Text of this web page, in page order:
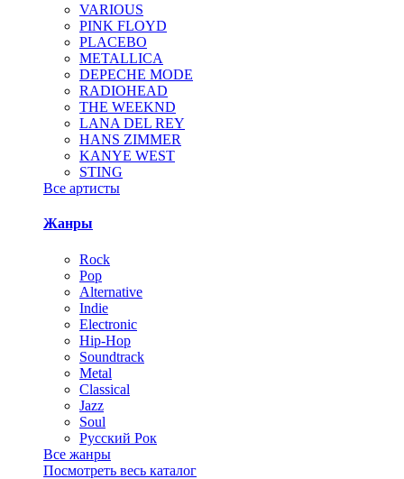
VARIOUS
PINK FLOYD
PLACEBO
METALLICA
DEPECHE MODE
RADIOHEAD
THE WEEKND
LANA DEL REY
HANS ZIMMER
KANYE WEST
STING
Все артисты
Жанры
Rock
Pop
Alternative
Indie
Electronic
Hip-Hop
Soundtrack
Metal
Classical
Jazz
Soul
Русский Рок
Все жанры
Посмотреть весь каталог